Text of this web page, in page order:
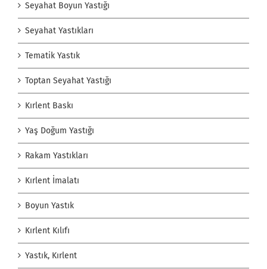
Seyahat Boyun Yastığı
Seyahat Yastıkları
Tematik Yastık
Toptan Seyahat Yastığı
Kırlent Baskı
Yaş Doğum Yastığı
Rakam Yastıkları
Kırlent İmalatı
Boyun Yastık
Kırlent Kılıfı
Yastık, Kırlent